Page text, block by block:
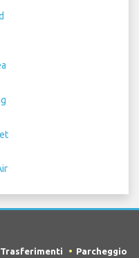
Trasferimenti Parcheggio